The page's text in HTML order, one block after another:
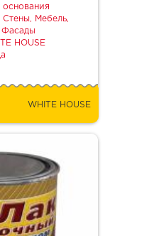
Стены, Мебель,
HOUSE
WHITE HOUSE